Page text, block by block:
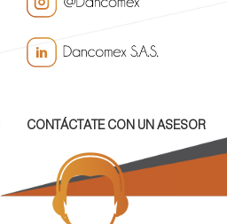
CONTÁCTATE CON UN ASESOR